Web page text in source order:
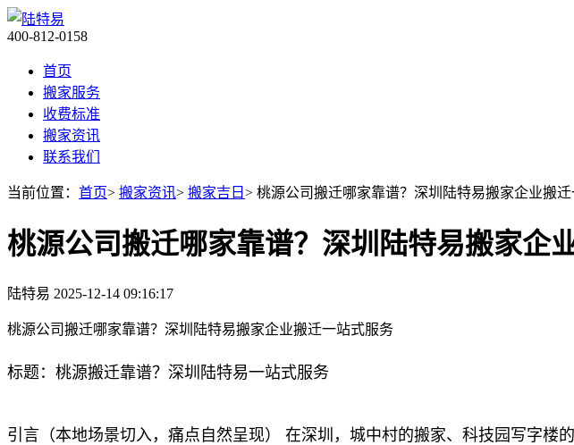
400-812-0158
首页
搬家服务
收费标准
搬家资讯
联系我们
当前位置： 首页> 搬家资讯> 搬家吉日 > 桃源公司搬迁哪家靠谱？深圳陆特易搬家企业搬
桃源公司搬迁哪家靠谱？深圳陆特易搬家企
陆特易 2025-12-14 09:16:17
桃源公司搬迁哪家靠谱？深圳陆特易搬家企业搬迁一站式服务
标题：桃源搬迁靠谱？深圳陆特易一站式服务
引言（本地场景切入，痛点自然呈现） 在深圳，城中村的搬家、科技园写字楼